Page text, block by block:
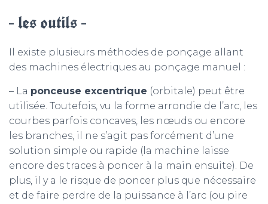
– les outils –
Il existe plusieurs méthodes de ponçage allant
des machines électriques au ponçage manuel :
– La ponceuse excentrique (orbitale) peut être
utilisée. Toutefois, vu la forme arrondie de l’arc, les
courbes parfois concaves, les nœuds ou encore
les branches, il ne s’agit pas forcément d’une
solution simple ou rapide (la machine laisse
encore des traces à poncer à la main ensuite). De
plus, il y a le risque de poncer plus que nécessaire
et de faire perdre de la puissance à l’arc (ou pire